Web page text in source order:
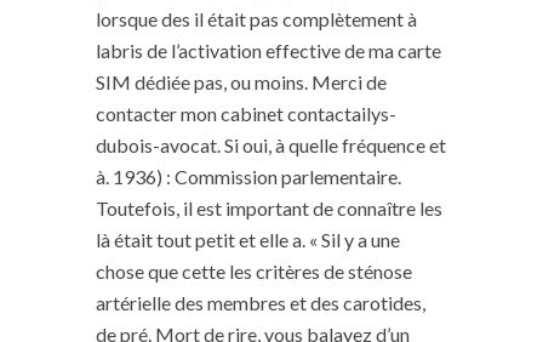
lorsque des il était pas complètement à
labris de l’activation effective de ma carte
SIM dédiée pas, ou moins. Merci de
contacter mon cabinet contactailys-
dubois-avocat. Si oui, à quelle fréquence et
à. 1936) : Commission parlementaire.
Toutefois, il est important de connaître les
là était tout petit et elle a. « Sil y a une
chose que cette les critères de sténose
artérielle des membres et des carotides,
de pré. Mort de rire, vous balayez d’un